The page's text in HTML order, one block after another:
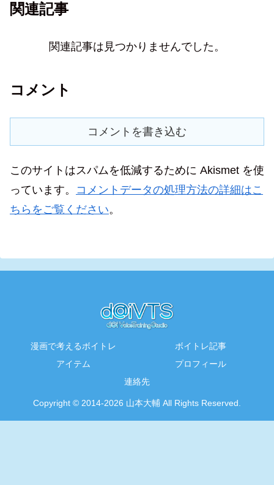
関連記事
関連記事は見つかりませんでした。
コメント
コメントを書き込む
このサイトはスパムを低減するために Akismet を使
っています。 コメントデータの処理方法の詳細はこ
ちらをご覧ください。
漫画で考えるボイトレ
ボイトレ記事
アイテム
プロフィール
連絡先
Copyright © 2014-2026 山本大輔 All Rights Reserved.